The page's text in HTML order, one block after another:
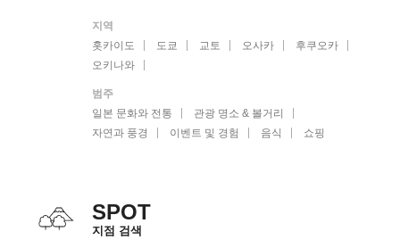
지역
홋카이도
도쿄 교토 오사카
후쿠오카
오키나와
범주
일본 문화와 전통
관광 명소 & 볼거리
자연과 풍경
이벤트 및 경험 음식 쇼핑
SPOT
지점 검색